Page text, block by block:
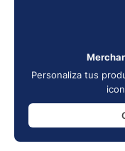
Personaliza tus